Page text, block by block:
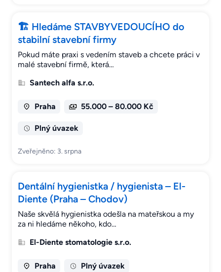
🏗 Hledáme STAVBYVEDOUCÍHO do
stabilní stavební firmy
Pokud máte praxi s vedením staveb a chcete práci v
malé stavební firmě, která…
Santech alfa s.r.o.
Praha 55.000 – 80.000 Kč
Plný úvazek
Zveřejněno: 3. srpna
Dentální hygienistka / hygienista – El-
Diente (Praha – Chodov)
Naše skvělá hygienistka odešla na mateřskou a my
za ni hledáme někoho, kdo…
El-Diente stomatologie s.r.o.
Praha Plný úvazek